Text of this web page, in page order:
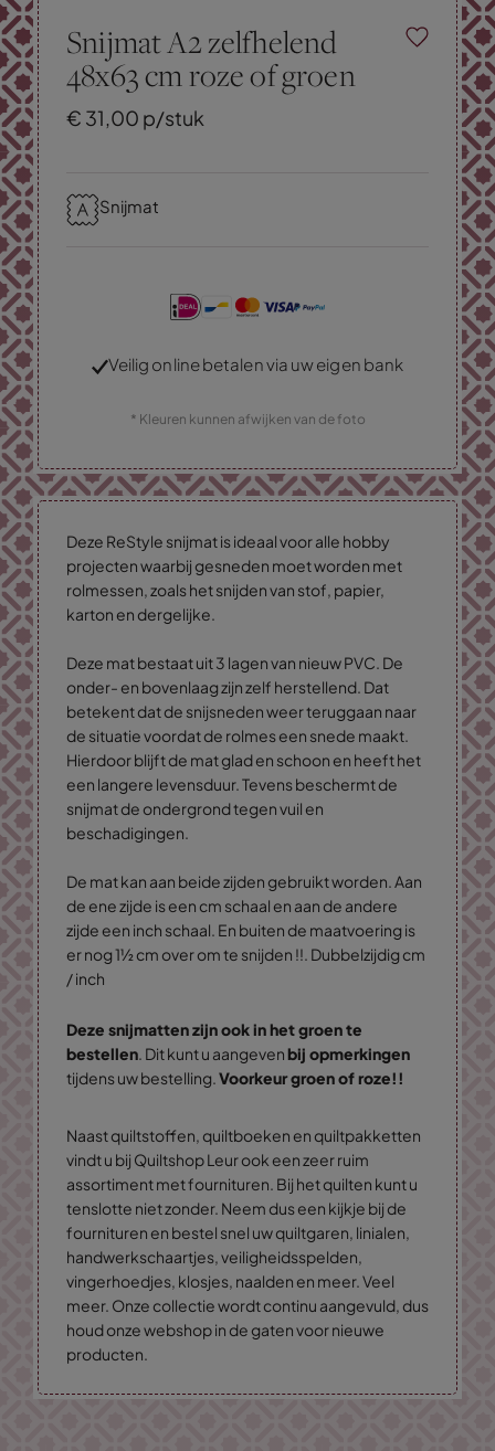
Snijmat A2 zelfhelend
48x63 cm roze of groen
€ 31,00 p/stuk
Snijmat
Veilig online betalen via uw eigen bank
* Kleuren kunnen afwijken van de foto
Deze ReStyle snijmat is ideaal voor alle hobby
projecten waarbij gesneden moet worden met
rolmessen,zoals het snijden van stof, papier,
karton en dergelijke.
Deze mat bestaat uit 3 lagen van nieuw PVC. De
onder- en bovenlaag zijn zelf herstellend. Dat
betekent dat de snijsneden weer teruggaan naar
de situatie voordat de rolmes een snede maakt.
Hierdoor blijft de mat glad en schoon en heeft het
een langere levensduur. Tevens beschermt de
snijmat de ondergrond tegen vuil en
beschadigingen.
De mat kan aan beide zijden gebruikt worden. Aan
de ene zijde is een cm schaal en aan de andere
zijde een inch schaal. En buiten de maatvoering is
er nog 1½ cm over om te snijden !!. Dubbelzijdig cm
/ inch
Deze snijmatten zijn ook in het groen te
bestellen. Dit kunt u aangevenbij opmerkingen
tijdens uw bestelling.Voorkeur groen of roze!!
Naast quiltstoffen, quiltboeken en quiltpakketten
vindt u bij Quiltshop Leur ook een zeer ruim
assortiment met fournituren. Bij het quilten kunt u
tenslotte niet zonder. Neem dus een kijkje bij de
fournituren en bestel snel uw quiltgaren, linialen,
handwerkschaartjes, veiligheidsspelden,
vingerhoedjes, klosjes, naalden en meer. Veel
meer. Onze collectie wordt continu aangevuld, dus
houd onze webshop in de gaten voor nieuwe
producten.